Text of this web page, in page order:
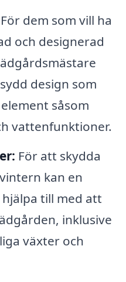
För dem som vill ha
och designerad
design som
såsom
vattenfunktioner.
För att skydda
kan en
till med att
inklusive
växter och